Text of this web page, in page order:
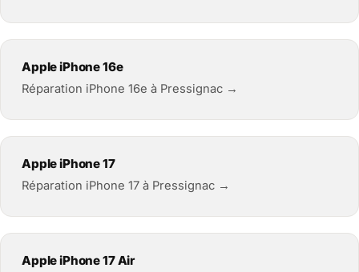
Apple iPhone 16e
Réparation iPhone 16e à Pressignac →
Apple iPhone 17
Réparation iPhone 17 à Pressignac →
Apple iPhone 17 Air